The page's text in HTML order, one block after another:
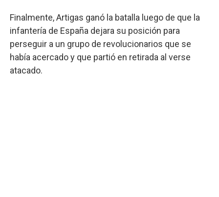
Finalmente, Artigas ganó la batalla luego de que la
infantería de España dejara su posición para
perseguir a un grupo de revolucionarios que se
había acercado y que partió en retirada al verse
atacado.